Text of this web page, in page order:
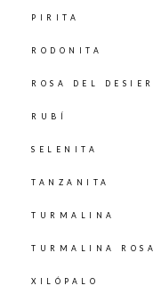
PIRITA
RODONITA
ROSA DEL
RUBÍ
SELENITA
TANZANITA
TURMALINA
TURMALINA ROSA
XILÓPALO